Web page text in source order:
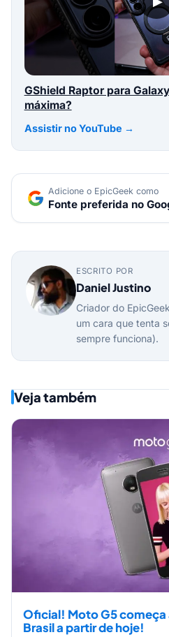
GShield Raptor para
máxima?
Assistir no YouTube →
Adicione o EpicGeek como
Fonte preferida no
ESCRITO POR
Daniel Justino
Criador do
um cara que tenta
sempre funciona).
Veja também
Oficial! Moto G5 começa
Brasil a partir de hoje!